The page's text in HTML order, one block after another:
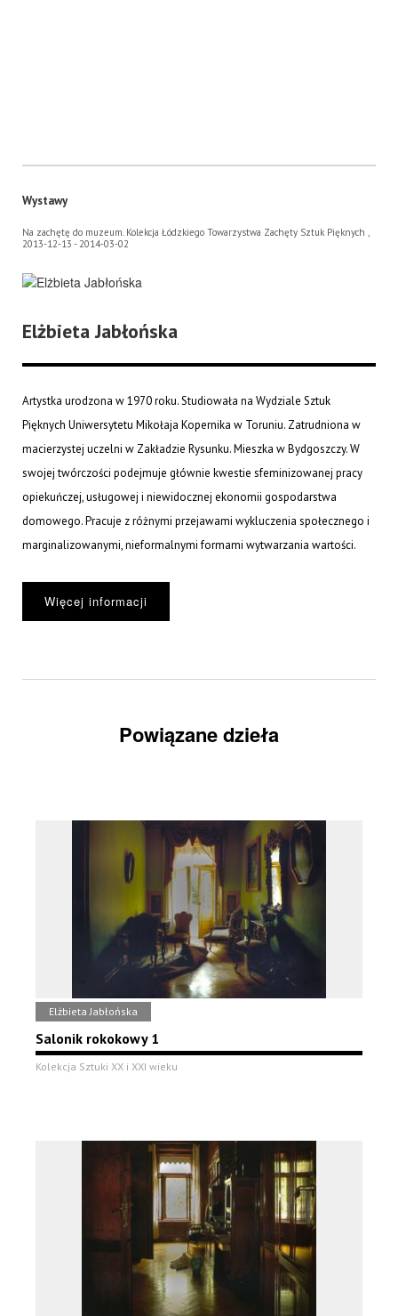
Wystawy
Na zachętę do muzeum. Kolekcja Łódzkiego Towarzystwa Zachęty Sztuk Pięknych ,
2013-12-13 - 2014-03-02
Elżbieta Jabłońska
Artystka urodzona w 1970 roku. Studiowała na Wydziale Sztuk
Pięknych Uniwersytetu Mikołaja Kopernika w Toruniu. Zatrudniona w
macierzystej uczelni w Zakładzie Rysunku. Mieszka w Bydgoszczy. W
swojej twórczości podejmuje głównie kwestie sfeminizowanej pracy
opiekuńczej, usługowej i niewidocznej ekonomii gospodarstwa
domowego. Pracuje z różnymi przejawami wykluczenia społecznego i
marginalizowanymi, nieformalnymi formami wytwarzania wartości.
Więcej informacji
Powiązane dzieła
Elżbieta Jabłońska
Salonik rokokowy 1
Kolekcja Sztuki XX i XXI wieku